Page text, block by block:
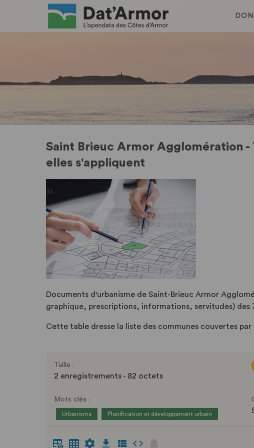
Saint Brieuc Armor Agglomération -
elles s'appliquent
Documents d'urbanisme de Saint-Brieuc Armor
graphique, prescriptions, informations, servitudes)
Cette table dresse la liste des communes couvertes
Taille :
2 enregistrements - 82 octets
Mots clés :
Urbanisme Planification et développement urbain